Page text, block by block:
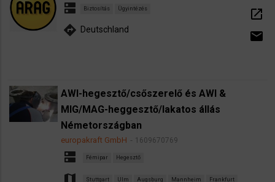
dns Biztosítás Ügyintézés
directions Deutschland
open_in_new
email
AWI-hegesztő/csőszerelő és AWI &
MIG/MAG-heggesztő/lakatos állás
Németországban
europakraft GmbH 1609670769
dns Fémipar Hegesztő
map Stuttgart Ulm Augsburg Mannheim Frankfurt